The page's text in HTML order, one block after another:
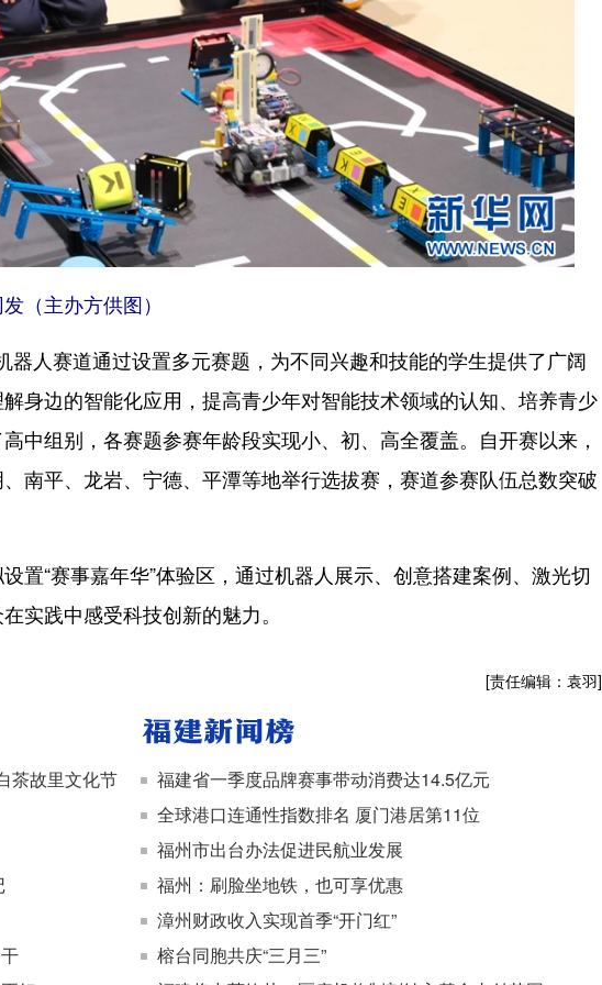
（主办方供图）
人赛道通过设置多元赛题，为不同兴趣和技能的学生提供了广阔
身边的智能化应用，提高青少年对智能技术领域的认知、培养青少
中组别，各赛题参赛年龄段实现小、初、高全覆盖。自开赛以来，
南平、龙岩、宁德、平潭等地举行选拔赛，赛道参赛队伍总数突破
“赛事嘉年华”体验区，通过机器人展示、创意搭建案例、激光切
实践中感受科技创新的魅力。
[责任编辑：袁羽]
茶故里文化节
福建省一季度品牌赛事带动消费达14.5亿元
全球港口连通性指数排名 厦门港居第11位
福州市出台办法促进民航业发展
福州：刷脸坐地铁，也可享优惠
漳州财政收入实现首季“开门红”
榕台同胞共庆“三月三”